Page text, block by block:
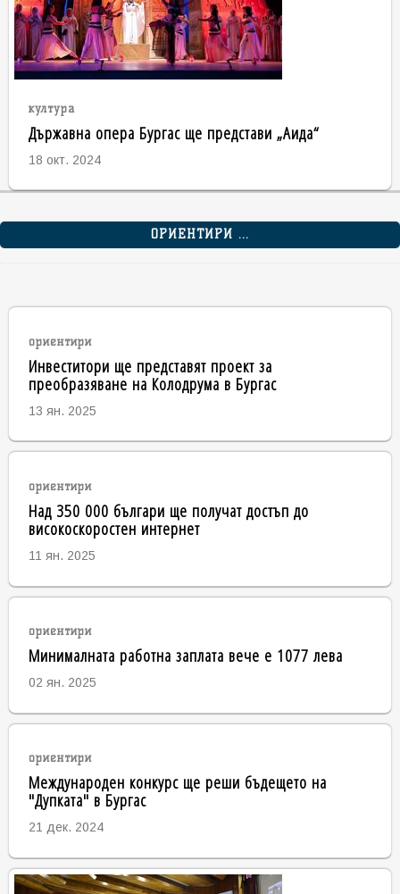
култура
Държавна опера Бургас ще представи „Аида“
18 окт. 2024
ОРИЕНТИРИ ...
ориентири
Инвеститори ще представят проект за
преобразяване на Колодрума в Бургас
13 ян. 2025
ориентири
Над 350 000 българи ще получат достъп до
високоскоростен интернет
11 ян. 2025
ориентири
Минималната работна заплата вече е 1077 лева
02 ян. 2025
ориентири
Международен конкурс ще реши бъдещето на
"Дупката" в Бургас
21 дек. 2024